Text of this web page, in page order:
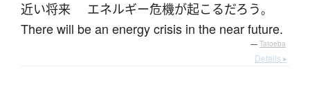
近い将来 エネルギー危機が起こるだろう。
There will be an energy crisis in the near future.
— Tatoeba
Details ▸